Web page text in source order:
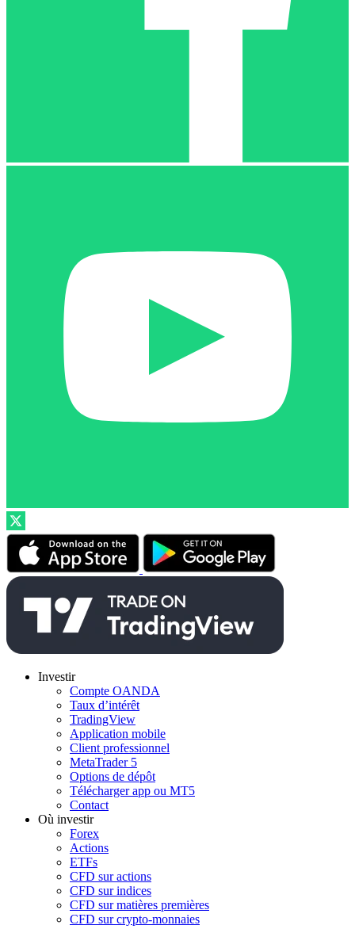
Investir
Compte OANDA
Taux d’intérêt
TradingView
Application mobile
Client professionnel
MetaTrader 5
Options de dépôt
Télécharger app ou MT5
Contact
Où investir
Forex
Actions
ETFs
CFD sur actions
CFD sur indices
CFD sur matières premières
CFD sur crypto-monnaies